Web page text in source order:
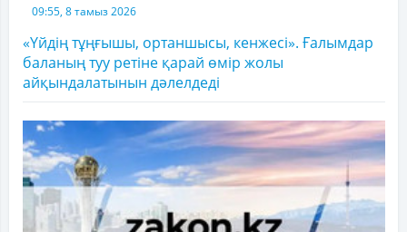
09:55, 8 тамыз 2026
«Үйдің тұңғышы, ортаншысы, кенжесі». Ғалымдар
баланың туу ретіне қарай өмір жолы
айқындалатынын дәлелдеді